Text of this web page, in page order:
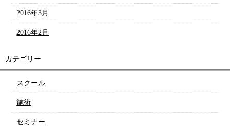
2016年3月
2016年2月
カテゴリー
スクール
施術
セミナー